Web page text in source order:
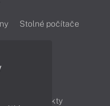
Stolné počítače
Produkty